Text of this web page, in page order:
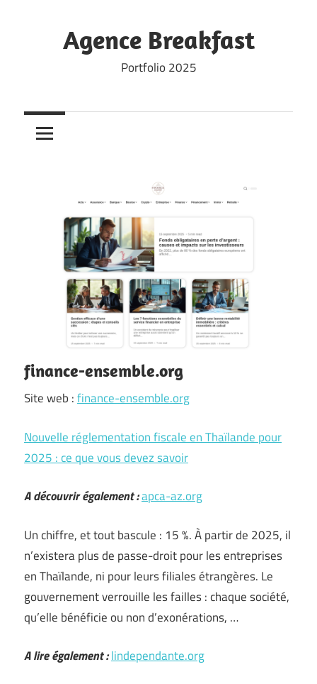
Agence Breakfast
Portfolio 2025
finance-ensemble.org
Site web :finance-ensemble.org
Nouvelle réglementation fiscale en Thaïlande pour
2025 : ce que vous devez savoir
A découvrir également :apca-az.org
Un chiffre, et tout bascule : 15 %. À partir de 2025, il
n’existera plus de passe-droit pour les entreprises
en Thaïlande, ni pour leurs filiales étrangères. Le
gouvernement verrouille les failles : chaque société,
qu’elle bénéficie ou non d’exonérations, …
A lire également :lindependante.org